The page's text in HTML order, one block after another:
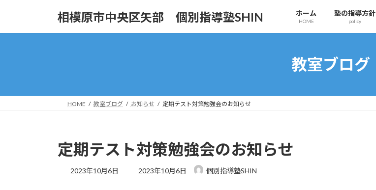
相模原市中央区矢部 個別指導塾SHIN ホーム
HOME
塾の指導方針
policy
教室ブログ
HOME 教室ブログ お知らせ 定期テスト対策勉強会のお知らせ
定期テスト対策勉強会のお知らせ
2023年10月6日
最
2023年10月6日 個別指導塾SHIN